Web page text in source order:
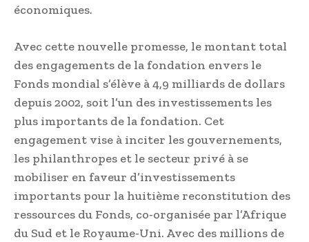
économiques.
Avec cette nouvelle promesse, le montant total
des engagements de la fondation envers le
Fonds mondial s’élève à 4,9 milliards de dollars
depuis 2002, soit l’un des investissements les
plus importants de la fondation. Cet
engagement vise à inciter les gouvernements,
les philanthropes et le secteur privé à se
mobiliser en faveur d’investissements
importants pour la huitième reconstitution des
ressources du Fonds, co-organisée par l’Afrique
du Sud et le Royaume-Uni. Avec des millions de